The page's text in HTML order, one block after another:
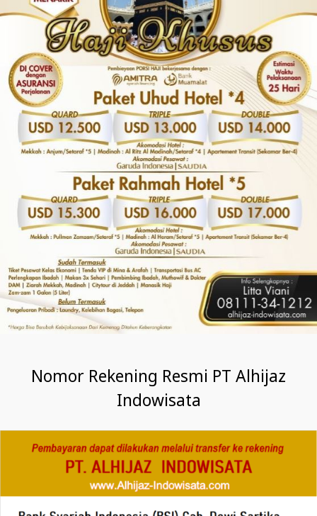
Nomor Rekening Resmi PT Alhijaz
Indowisata